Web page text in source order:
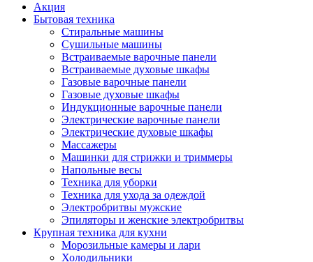
Акция
Бытовая техника
Стиральные машины
Сушильные машины
Встраиваемые варочные панели
Встраиваемые духовые шкафы
Газовые варочные панели
Газовые духовые шкафы
Индукционные варочные панели
Электрические варочные панели
Электрические духовые шкафы
Массажеры
Машинки для стрижки и триммеры
Напольные весы
Техника для уборки
Техника для ухода за одеждой
Электробритвы мужские
Эпиляторы и женские электробритвы
Крупная техника для кухни
Морозильные камеры и лари
Холодильники